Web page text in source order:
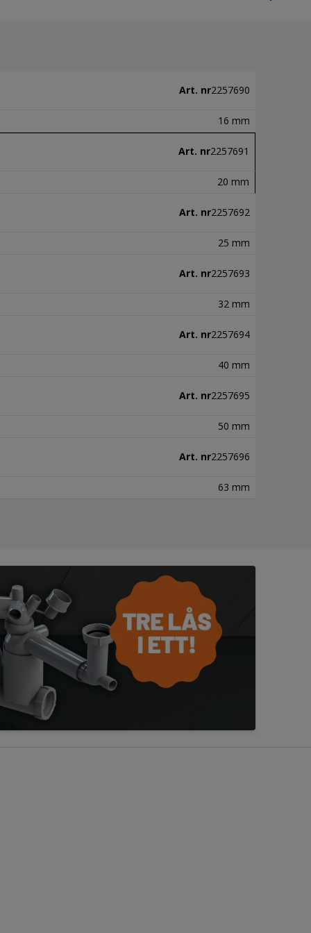
Art. nr2257690
16 mm
Art. nr2257691
20 mm
Art. nr2257692
25 mm
Art. nr2257693
32 mm
Art. nr2257694
40 mm
Art. nr2257695
50 mm
Art. nr2257696
63 mm